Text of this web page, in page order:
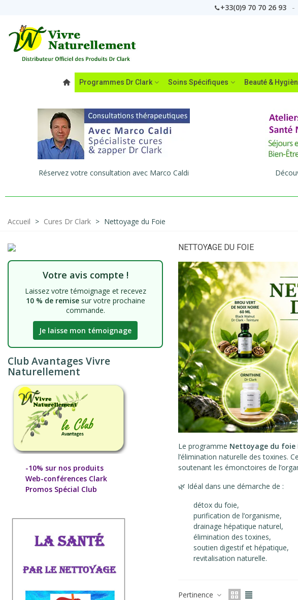
+33(0)9 70 70 26 93
Programmes Dr Clark Soins Spécifiques Beauté &
Réservez votre consultation avec Marco Caldi
Accueil > Cures Dr Clark > Nettoyage du Foie
Votre avis compte !
Laissez votre témoignage et recevez
10 % de remisesur votre prochaine
commande.
Je laisse mon témoignage
Club Avantages Vivre
Naturellement
-10% sur nos produits
Web-conférences Clark
Promos Spécial Club
NETTOYAGE DU FOIE
Le programme Nettoyage du foie
l’élimination naturelle des toxines.
soutenant les émonctoires de
🌿 Idéal dans une démarche de :
détox du foie,
purification de l’organisme,
drainage hépatique naturel,
élimination des toxines,
soutien digestif et hépatique,
revitalisation naturelle.
Pertinence